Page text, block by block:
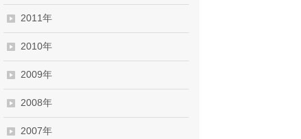
2011年
2010年
2009年
2008年
2007年